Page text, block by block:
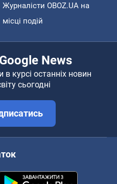
Журналісти OBOZ.UA на
місці подій
News
в курсі останніх новин
сьогодні